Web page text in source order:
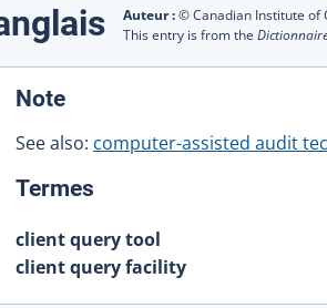
Auteur :© Canadian Institute of
This entry is from the
Note:
See also: computer-assisted audit
Termes
client query tool
client query facility